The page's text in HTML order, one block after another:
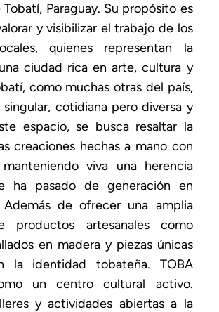
Paraguay. Su propósito es
y visibilizar el trabajo de los
quienes representan la
ciudad rica en arte, cultura y
como muchas otras del país,
cotidiana pero diversa y
espacio, se busca resaltar la
creaciones hechas a mano con
viva una herencia
ha pasado de generación en
Además de ofrecer una amplia
productos artesanales como
en madera y piezas únicas
la identidad tobateña. TOBA
un centro cultural activo.
y actividades abiertas a la